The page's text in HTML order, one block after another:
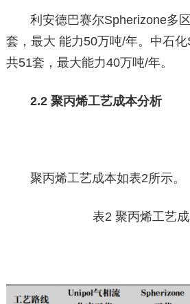
利安德巴赛尔Spherizone多
套，最大 能力50万吨/年。中石
共51套，最大能力40万吨/年。
2.2 聚丙烯工艺成本分析
聚丙烯工艺成本如表2所示。
表2 聚丙烯工艺